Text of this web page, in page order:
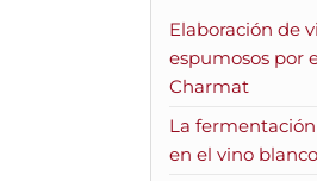
Elaboración de
espumosos por
Charmat
La
en el vino